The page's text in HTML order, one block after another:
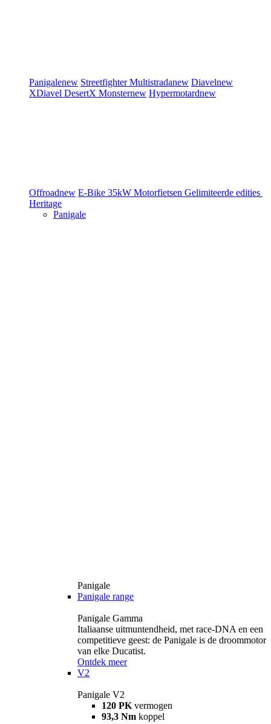
Panigalenew StreetfighterMultistradanew Diavelnew
XDiavel DesertX Monsternew Hypermotardnew
Offroadnew E-Bike 35kW Motorfietsen Gelimiteerde edities
Heritage
Panigale
Panigale
Panigale range
Panigale Gamma
Italiaanse uitmuntendheid, met race-DNA en een
competitieve geest: de Panigale is de droommotor
van elke Ducatist.
Ontdek meer
V2
Panigale V2
120 PK vermogen
93,3 Nm koppel